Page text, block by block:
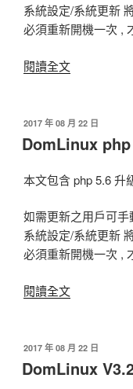
系統設定/系統更新
必須重新開機一次 ,
閱讀全文
升
級
件〉
發
佈
於
2017 年 08 月 22 日
DomLinux
本文包含 php 5.6 升
如需更新之用戶可
系統設定/系統更新
必須重新開機一次 ,
閱讀全文
升
級
發
佈
於
2017 年 08 月 22 日
DomLinux